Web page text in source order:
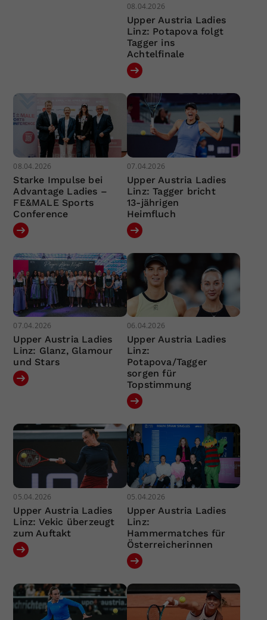
08.04.2026
Upper Austria Ladies
Linz: Potapova folgt
Tagger ins
Achtelfinale
08.04.2026
Starke Impulse bei
Advantage Ladies –
FE&MALE Sports
Conference
07.04.2026
Upper Austria Ladies
Linz: Tagger bricht
13-jährigen
Heimfluch
07.04.2026
Upper Austria Ladies
Linz: Glanz, Glamour
und Stars
06.04.2026
Upper Austria Ladies
Linz:
Potapova/Tagger
sorgen für
Topstimmung
05.04.2026
Upper Austria Ladies
Linz: Vekic überzeugt
zum Auftakt
05.04.2026
Upper Austria Ladies
Linz:
Hammermatches für
Österreicherinnen